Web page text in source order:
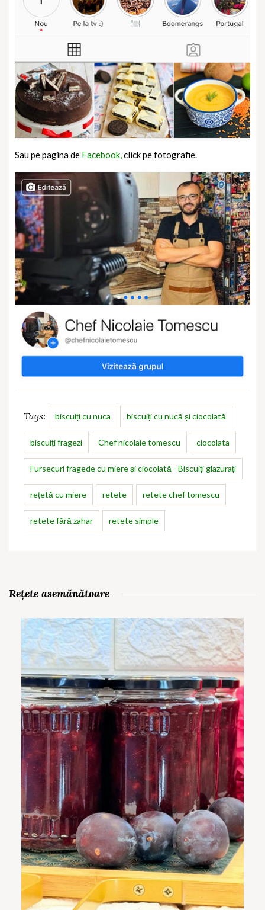
Sau pe pagina de Facebook,click pe fotografie.
Tags: biscuiți cu nuca biscuiți cu nucă și ciocolată
biscuiți fragezi Chef nicolaie tomescu ciocolata
Fursecuri fragede cu miere și ciocolată - Biscuiți glazurați
rețetă cu miere retete retete chef tomescu
retete fără zahar retete simple
Rețete asemănătoare